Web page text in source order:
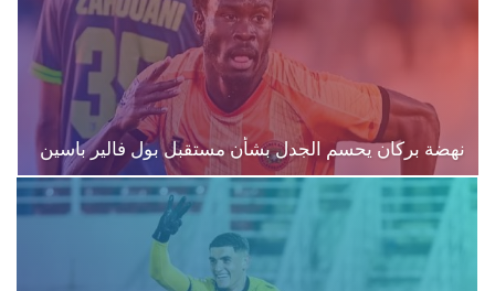
نهضة بركان يحسم الجدل بشأن مستقبل بول فالير باسين